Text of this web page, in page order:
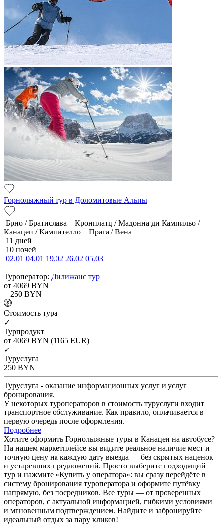
Горнолыжный тур в Доломитовые Альпы
Брно / Братислава – Кронплатц / Мадонна ди Кампильо /
Канацеи / Кампителло – Прага / Вена
11 дней
10 ночей
02.01 04.01 19.02 26.02 05.03
Туроператор: Дилижанс тур
от 4069 BYN
+ 250 BYN
Cтоимость тура
✓
Турпродукт
от 4069 BYN (1165 EUR)
✓
Туруслуга
250 BYN
Туруслуга - оказание информационных услуг и услуг
бронирования.
У некоторых туроператоров в стоимость туруслуги входит
транспортное обслуживание. Как правило, оплачивается в
первую очередь после оформления.
Подробнее
Хотите оформить Горнолыжные туры в Канацеи на автобусе?
На нашем маркетплейсе вы видите реальное наличие мест и
точную цену на каждую дату выезда — без скрытых наценок
и устаревших предложений. Просто выберите подходящий
тур и нажмите «Купить у оператора»: вы сразу перейдёте в
систему бронирования туроператора и оформите путёвку
напрямую, без посредников. Все туры — от проверенных
операторов, с актуальной информацией, гибкими условиями
и мгновенным подтверждением. Найдите и забронируйте
идеальный отдых за пару кликов!